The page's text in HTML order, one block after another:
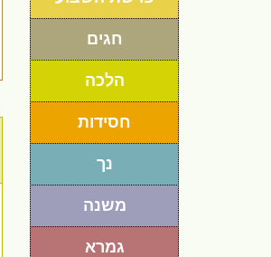
חגים
הלכה
חסידות
נך
משנה
גמרא